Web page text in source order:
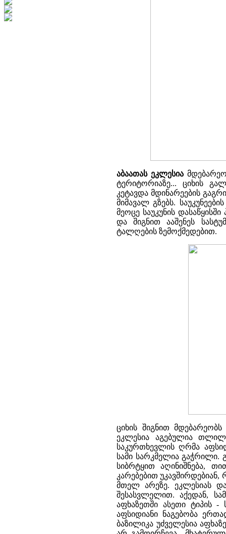
აბაათას ეკლესია
ტერიტორიაზე... ციხის
კეტავდა მდინარეების
მიმავალ გზებს.
მეოცე საუკუნის
და შიგნით ააშენეს
ტალღების ზემოქმედებით.
ციხის შიგნით
ეკლესია აგებულია
საკურთხევლის ღრმა
სამი სარკმელია გაჭრილი.
სიბრტყით აღინიშნება,
კარებებით
მთელ არეზე. ეკლესიას
შესასვლელით. აქედან,
აფხაზეთში ასეთი ტიპის -
აფსიდიანი ნაგებობა
ბაზილიკა უძველესია